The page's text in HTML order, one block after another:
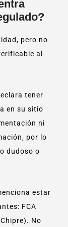
pero no
al
tener
en su sitio
ni
por lo
dudoso o
estar
FCA
No